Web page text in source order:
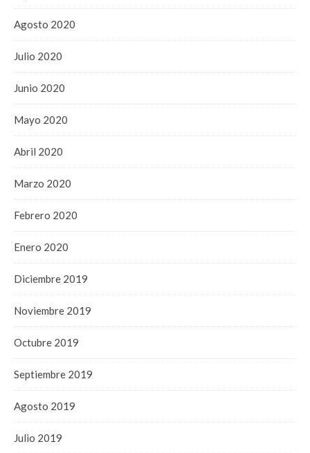
Agosto 2020
Julio 2020
Junio 2020
Mayo 2020
Abril 2020
Marzo 2020
Febrero 2020
Enero 2020
Diciembre 2019
Noviembre 2019
Octubre 2019
Septiembre 2019
Agosto 2019
Julio 2019